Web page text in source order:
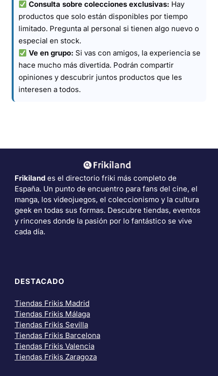
Consulta sobre colecciones exclusivas: Hay
productos que solo están disponibles por tiempo
limitado. Pregunta al personal si tienen algo nuevo o
especial en stock.
Ve en grupo: Si vas con amigos, la experiencia se
hace mucho más divertida. Podrán compartir
opiniones y descubrir juntos productos que les
interesen a todos.
Frikiland es el directorio friki más completo de
España. Un punto de encuentro para fans del cine, el
manga, los videojuegos, el coleccionismo y la cultura
geek en todas sus formas. Descubre tiendas, eventos
y rincones donde la pasión por lo fantástico se vive
cada día.
DESTACADO
Tiendas Frikis Madrid
Tiendas Frikis Málaga
Tiendas Frikis Sevilla
Tiendas Frikis Barcelona
Tiendas Frikis Valencia
Tiendas Frikis Zaragoza